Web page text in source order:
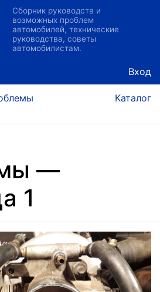
Сборник руководств и
возможных проблем
автомобилей, технические
руководства, советы
автомобилистам.
Вход
Каталог
—
1